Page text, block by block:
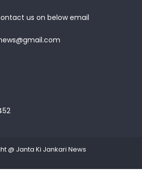
us on below email
@ Janta Ki Jankari News